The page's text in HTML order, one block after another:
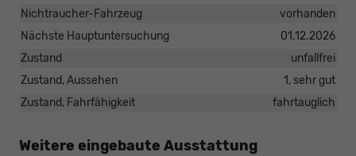
Nichtraucher-Fahrzeug
vorhanden
Nächste Hauptuntersuchung
01.12.2026
Zustand
unfallfrei
Zustand, Aussehen
1, sehr gut
Zustand, Fahrfähigkeit
fahrtauglich
Weitere eingebaute Ausstattung